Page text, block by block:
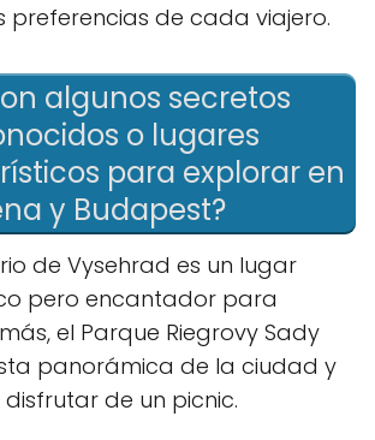
preferencias de cada viajero.
algunos secretos
o lugares
para explorar en
y Budapest?
de Vysehrad es un lugar
pero encantador para
el Parque Riegrovy Sady
panorámica de la ciudad y
de un picnic.